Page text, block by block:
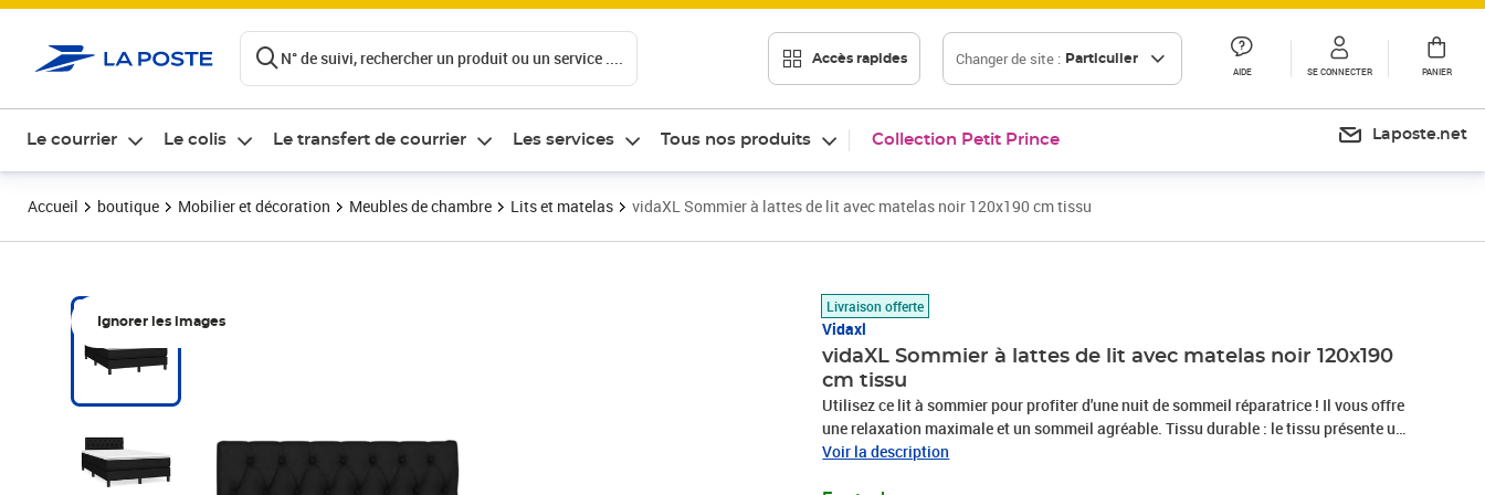
N° de suivi, rechercher un produit ou un service .... Accès rapides Changer de site : Particulier
AIDE SE CONNECTER PANIER
Le courrier Le colis Le transfert de courrier Les services Tous nos produits Collection Petit Prince Laposte.net
Accueil boutique Mobilier et décoration Meubles de chambre Lits et matelas vidaXL Sommier à lattes de lit avec matelas noir 120x190 cm tissu
Ignorer les images
Livraison offerte
Vidaxl
vidaXL Sommier à lattes de lit avec matelas noir 120x190
cm tissu
Utilisez ce lit à sommier pour profiter d'une nuit de sommeil réparatrice ! Il vous offre
une relaxation maximale et un sommeil agréable. Tissu durable : le tissu présente un
aspect simple et épuré, et il est respirant et durable.Tête de lit pratique : la tête de lit
Voir la description
Prix 381,03€